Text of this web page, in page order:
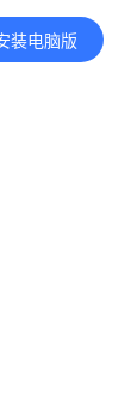
装电脑版
容更精彩